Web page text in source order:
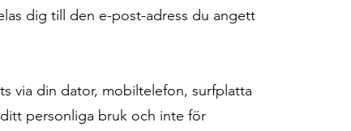
dig till den e-post-adress du angett
via din dator, mobiltelefon, surfplatta
personliga bruk och inte för